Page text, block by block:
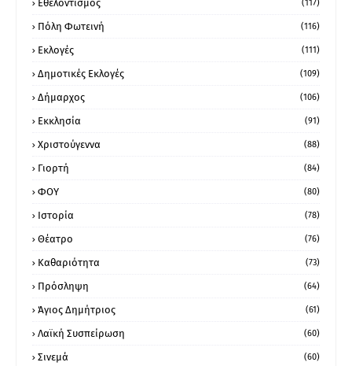
Εθελοντισμός (117)
Πόλη Φωτεινή (116)
Εκλογές (111)
Δημοτικές Εκλογές (109)
Δήμαρχος (106)
Εκκλησία (91)
Χριστούγεννα (88)
Γιορτή (84)
ΦΟΥ (80)
Ιστορία (78)
Θέατρο (76)
Καθαριότητα (73)
Πρόσληψη (64)
Άγιος Δημήτριος (61)
Λαϊκή Συσπείρωση (60)
Σινεμά (60)